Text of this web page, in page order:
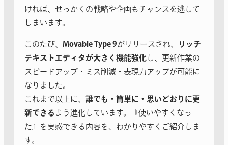
ければ、せっかくの戦略や企画もチャンスを逃して
しまいます。
このたび、 Movable Type 9がリリースされ、
リッチ
テキストエディタが大きく機能強化 し、更新作業の
スピードアップ・ミス削減・表現力アップが可能に
なりました。
これまで以上に、 誰でも・簡単に・思いどおりに更
新できる よう進化しています。『使いやすくなっ
た』を実感できる内容を、わかりやすくご紹介しま
す。